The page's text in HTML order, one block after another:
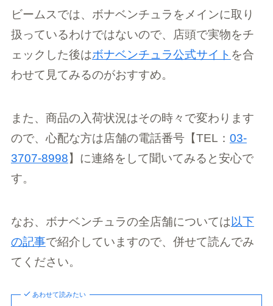
ビームスでは、ボナベンチュラをメインに取り
扱っているわけではないので、店頭で実物をチ
ェックした後はボナベンチュラ公式サイト を合
わせて見てみるのがおすすめ。
また、商品の入荷状況はその時々で変わります
ので、心配な方は店舗の電話番号【TEL： 03-
3707-8998】に連絡をして聞いてみると安心で
す。
なお、ボナベンチュラの全店舗については 以下
の記事で紹介していますので、併せて読んでみ
てください。
あわせて読みたい